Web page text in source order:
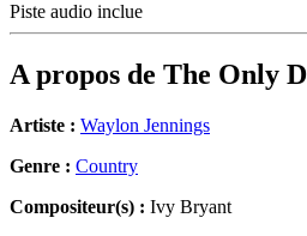
Piste audio inclue
A propos de The Only
Artiste : Waylon Jennings
Genre : Country
Compositeur(s) : Ivy Bryant